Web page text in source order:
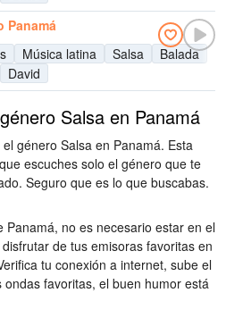
Panamá
Música latina Salsa
Balada
David
Salsa en Panamá
género Salsa en Panamá. Esta
escuches solo el género que te
Seguro que es lo que buscabas.
Panamá, no es necesario estar en el
de tus emisoras favoritas en
tu conexión a internet, sube el
ondas favoritas, el buen humor está